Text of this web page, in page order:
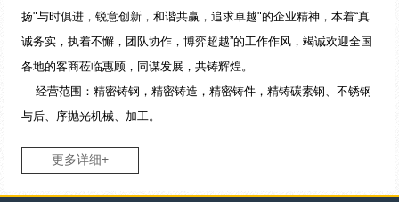
扬"与时俱进，锐意创新，和谐共赢，追求卓越"的企业精神，本着“真
诚务实，执着不懈，团队协作，博弈超越”的工作作风，竭诚欢迎全国
各地的客商莅临惠顾，同谋发展，共铸辉煌。
经营范围：精密铸钢，精密铸造，精密铸件，精铸碳素钢、不锈钢
与后、序抛光机械、加工。
更多详细+